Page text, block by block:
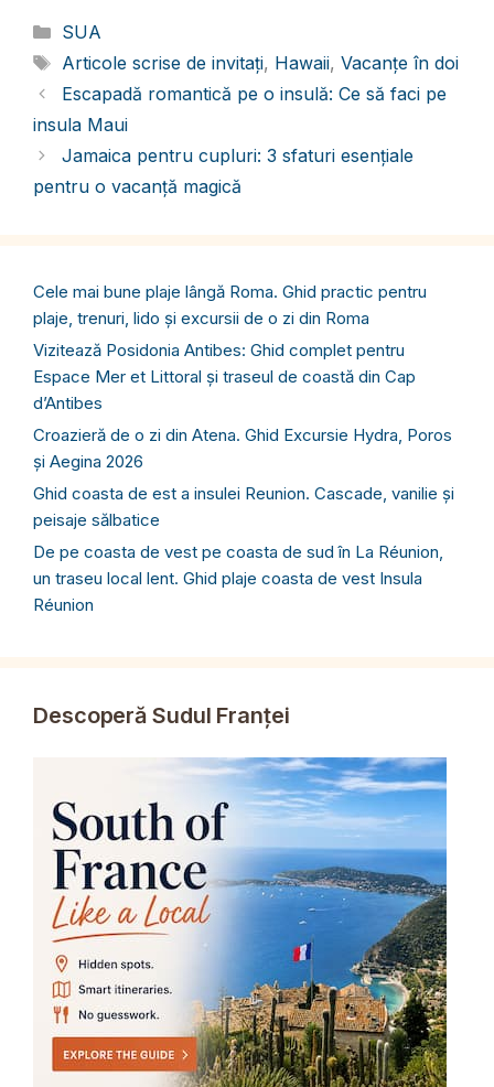
Categorii
SUA
Etichete
Articole scrise de invitați, Hawaii, Vacanțe în doi
Escapadă romantică pe o insulă: Ce să faci pe
insula Maui
Jamaica pentru cupluri: 3 sfaturi esențiale
pentru o vacanță magică
Cele mai bune plaje lângă Roma. Ghid practic pentru
plaje, trenuri, lido și excursii de o zi din Roma
Vizitează Posidonia Antibes: Ghid complet pentru
Espace Mer et Littoral și traseul de coastă din Cap
d’Antibes
Croazieră de o zi din Atena. Ghid Excursie Hydra, Poros
și Aegina 2026
Ghid coasta de est a insulei Reunion. Cascade, vanilie și
peisaje sălbatice
De pe coasta de vest pe coasta de sud în La Réunion,
un traseu local lent. Ghid plaje coasta de vest Insula
Réunion
Descoperă Sudul Franței